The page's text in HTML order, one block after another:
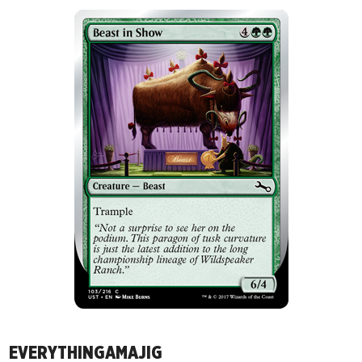
EVERYTHINGAMAJIG